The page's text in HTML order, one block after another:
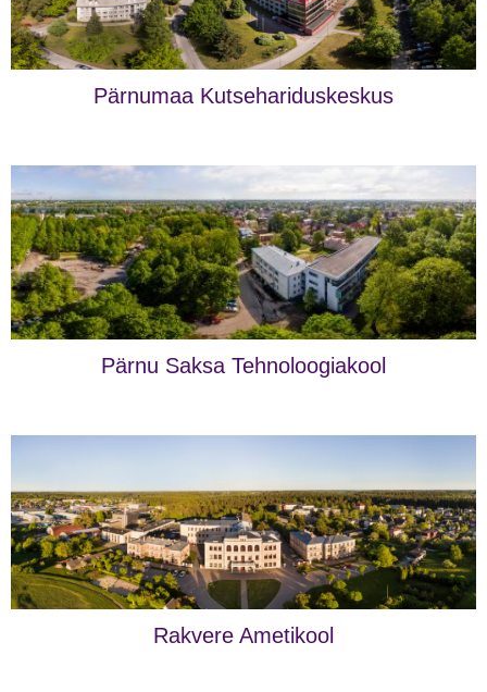
Pärnumaa Kutsehariduskeskus
Pärnu Saksa Tehnoloogiakool
Rakvere Ametikool